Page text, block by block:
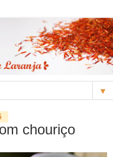
▼
chouriço